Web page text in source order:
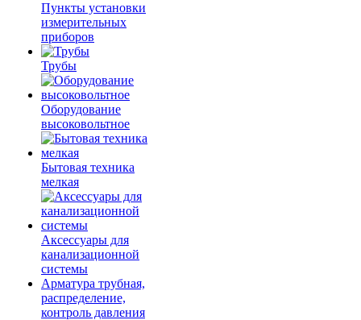
Пункты установки
измерительных
приборов
Трубы
Оборудование
высоковольтное
Бытовая техника
мелкая
Аксессуары для
канализационной
системы
Арматура трубная,
распределение,
контроль давления